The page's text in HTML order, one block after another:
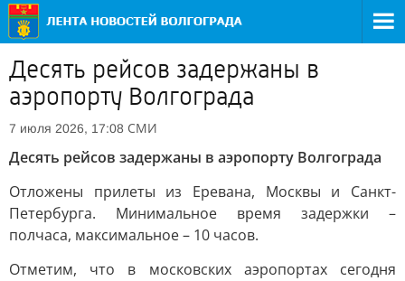
Десять рейсов задержаны в
аэропорту Волгограда
7 июля 2026, 17:08 СМИ
Десять рейсов задержаны в аэропорту Волгограда
Отложены прилеты из Еревана, Москвы и Санкт-
Петербурга. Минимальное время задержки –
полчаса, максимальное – 10 часов.
Отметим, что в московских аэропортах сегодня